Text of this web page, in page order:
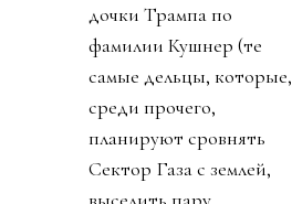
дочки Трампа по
фамилии Кушнер (те
самые дельцы, которые,
среди прочего,
планируют сровнять
Сектор Газа с землей,